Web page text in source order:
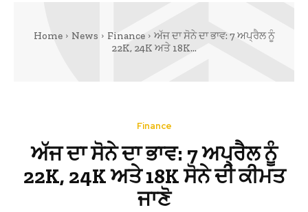
Home News Finance
ਅੱਜ ਦਾ ਸੋਨੇ ਦਾ ਭਾਵ: 7 ਅਪ੍ਰੈਲ ਨੂੰ
22K, 24K ਅਤੇ 18K...
Finance
ਅੱਜ ਦਾ ਸੋਨੇ ਦਾ ਭਾਵ: 7 ਅਪ੍ਰੈਲ ਨੂੰ
22K, 24K ਅਤੇ 18K ਸੋਨੇ ਦੀ ਕੀਮਤ
ਜਾਣੋ